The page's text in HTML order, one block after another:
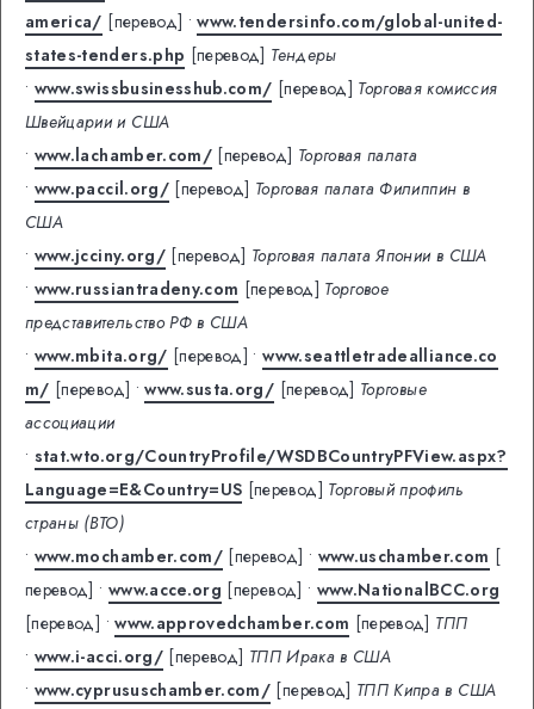
america/ [перевод] •www.tendersinfo.com/global-united-
states-tenders.php [перевод] Тендеры
• www.swissbusinesshub.com/ [перевод] Торговая комиссия
Швейцарии и США
• www.lachamber.com/ [перевод] Торговая палата
• www.paccil.org/ [перевод] Торговая палата Филиппин в
США
• www.jcciny.org/ [перевод] Торговая палата Японии в США
• www.russiantradeny.com [перевод] Торговое
представительство РФ в США
• www.mbita.org/ [перевод] •www.seattletradealliance.co
m/ [перевод] •www.susta.org/ [перевод] Торговые
ассоциации
• stat.wto.org/CountryProfile/WSDBCountryPFView.aspx?
Language=E&Country=US [перевод] Торговый профиль
страны (ВТО)
• www.mochamber.com/ [перевод] • www.uschamber.com [
перевод] • www.acce.org [перевод] • www.NationalBCC.org
[перевод] •www.approvedchamber.com [перевод] ТПП
• www.i-acci.org/ [перевод] ТПП Ирака в США
• www.cyprususchamber.com/ [перевод] ТПП Кипра в США